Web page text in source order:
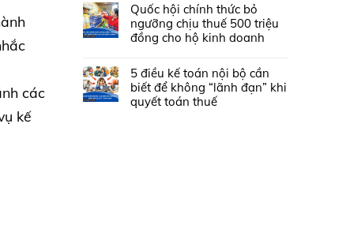
các
kế
Quốc hội chính thức bỏ
ngưỡng chịu thuế 500 triệu
đồng cho hộ kinh doanh
5 điều kế toán nội bộ cần
biết để không “lãnh đạn” khi
quyết toán thuế